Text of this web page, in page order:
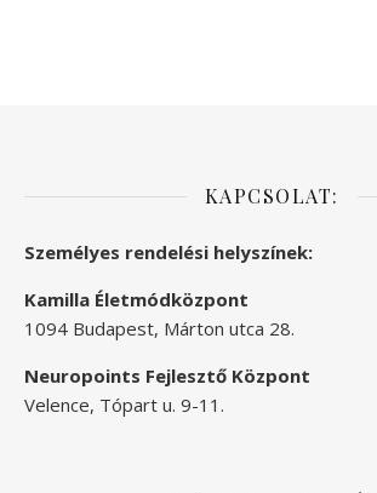
KAPCSOLAT:
Személyes rendelési helyszínek:
Kamilla Életmódközpont
1094 Budapest, Márton utca 28.
Neuropoints Fejlesztő Központ
Velence, Tópart u. 9-11.